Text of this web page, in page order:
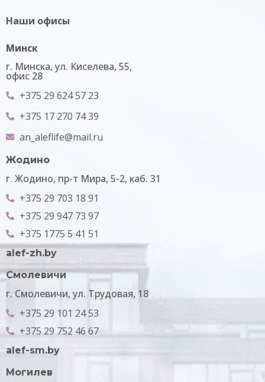
Наши офисы
Минск
г. Минска, ул. Киселева, 55,
офис 28
+375 29 624 57 23
+375 17 270 74 39
an_aleflife@mail.ru
Жодино
г. Жодино, пр-т Мира, 5-2, каб. 31
+375 29 703 18 91
+375 29 947 73 97
+375 1775 5 41 51
alef-zh.by
Смолевичи
г. Смолевичи, ул. Трудовая, 18
+375 29 101 24 53
+375 29 752 46 67
alef-sm.by
Могилев